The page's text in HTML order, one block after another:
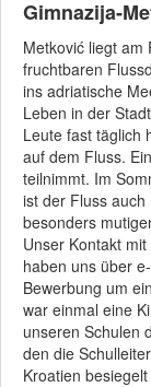
Gimnazija-
Metković liegt am
fruchtbaren
ins adriatische
Leben in der
Leute fast täglich
auf dem Fluss.
teilnimmt. Im
ist der Fluss
besonders
Unser Kontakt
haben uns über
Bewerbung um
war einmal eine
unseren Schulen
den die
Kroatien